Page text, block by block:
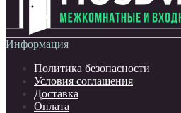
Информация
Политика безопасности
Условия соглашения
Доставка
Оплата